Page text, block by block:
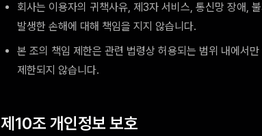
회사는 이용자의 귀책사유, 제3자 서비스, 통신망 장애,
발생한 손해에 대해 책임을 지지 않습니다.
본 조의 책임 제한은 관련 법령상 허용되는 범위 내에서
제한되지 않습니다.
제10조 개인정보 보호